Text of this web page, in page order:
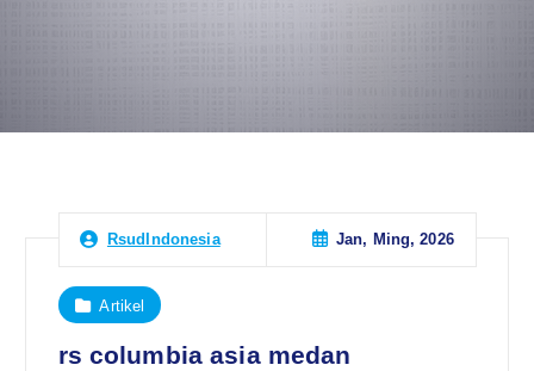
RsudIndonesia Jan, Ming, 2026
Artikel
rs columbia asia medan